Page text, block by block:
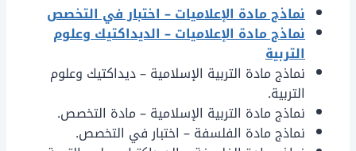
نماذج مادة الإعلاميات – اختبار في التخصص
نماذج مادة الإعلاميات – الديداكتيك وعلوم
التربية
نماذج مادة التربية الإسلامية – ديداكتيك وعلوم
التربية.
نماذج مادة التربية الإسلامية – مادة التخصص.
نماذج مادة الفلسفة – اختبار في التخصص.